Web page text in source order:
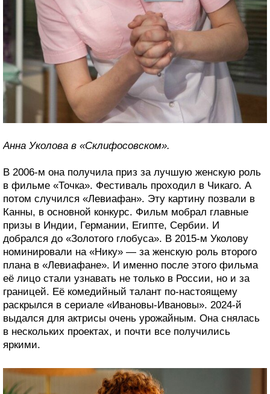
Анна Уколова в «Склифосовском».
В 2006-м она получила приз за лучшую женскую роль
в фильме «Точка». Фестиваль проходил в Чикаго. А
потом случился «Левиафан». Эту картину позвали в
Канны, в основной конкурс. Фильм мобрал главные
призы в Индии, Германии, Египте, Сербии. И
добрался до «Золотого глобуса». В 2015-м Уколову
номинировали на «Нику» — за женскую роль второго
плана в «Левиафане». И именно после этого фильма
её лицо стали узнавать не только в России, но и за
границей. Её комедийный талант по-настоящему
раскрылся в сериале «Ивановы-Ивановы». 2024-й
выдался для актрисы очень урожайным. Она снялась
в нескольких проектах, и почти все получились
яркими.